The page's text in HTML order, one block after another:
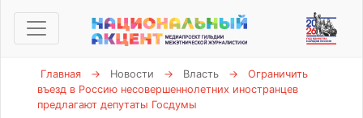
Главная → Новости → Власть →
Ограничить
въезд в Россию несовершеннолетних иностранцев
предлагают депутаты Госдумы